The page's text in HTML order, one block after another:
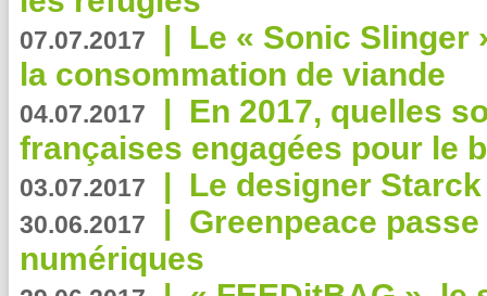
07.07.2017 | Le « Sonic Slinger
la consommation de viande
04.07.2017 | En 2017, quelles
françaises engagées pour le
03.07.2017 | Le designer
30.06.2017 | Greenpeace
numériques